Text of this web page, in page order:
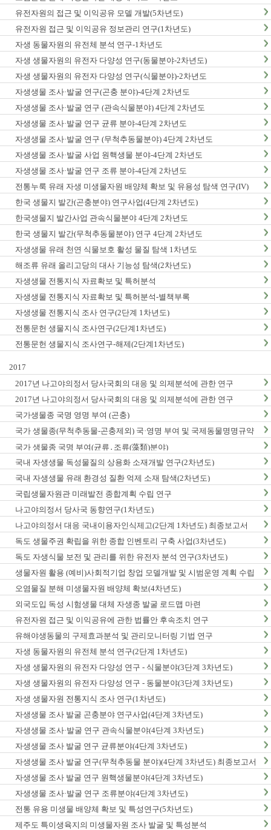
유전자원의 접근 및 이익공유 모델 개발(5차년도)
유전자원 접근 및 이익공유 정보관리 연구(1차년도)
자생 동물자원의 유전체 분석 연구-1차년도
자생 생물자원의 유전자 다양성 연구(동물분야-2차년도)
자생 생물자원의 유전자 다양성 연구(식물분야)-2차년도
자생생물 조사·발굴 연구(곤충 분야)-4단계 2차년도
자생생물 조사·발굴 연구 (관속식물분야) 4단계 2차년도
자생생물 조사·발굴 연구 균류 분야-4단계 2차년도
자생생물 조사·발굴 연구 (무척추동물분야) 4단계 2차년도
자생생물 조사·발굴 사업 원핵생물 분야-4단계 2차년도
자생생물 조사·발굴 연구 조류 분야-4단계 2차년도
전통누룩 유래 자생 미생물자원 배양체 확보 및 유용성 탐색 연구(IV)
한국 생물지 발간(곤충분야) 연구사업(4단계 2차년도)
한국생물지 발간사업 관속식물분야 4단계 2차년도
한국 생물지 발간(무척추동물분야) 연구 4단계 2차년도
자생생물 유래 천연 식물보호 활성 물질 탐색 1차년도
해조류 유래 올리고당의 대사 기능성 탐색(2차년도)
자생생물 전통지식 자료확보 및 특허분석
자생생물 전통지식 자료확보 및 특허분석-별책부록
자생생물 전통지식 조사 연구(2단계 1차년도)
전통문헌 생물지식 조사연구(2단계1차년도)
전통문헌 생물지식 조사연구-해제(2단계1차년도)
2017
2017년 나고야의정서 당사국회의 대응 및 의제분석에 관한 연구
2017년 나고야의정서 당사국회의 대응 및 의제분석에 관한 연구
국가생물종 국명 영명 부여 (곤충)
국가 생물종(무척추동물-곤충제외) 국·영명 부여 및 국제동물명명규약
한글판 발간
국가 생물종 국명 부여(균류․조류(藻類)분야)
국내 자생생물 독성물질의 상용화 소재개발 연구(2차년도)
국내 자생생물 유래 환경성 질환 억제 소재 탐색(2차년도)
국립생물자원관 미래발전 종합계획 수립 연구
나고야의정서 당사국 동향연구(1차년도)
나고야의정서 대응 국내이용자인식제고(2단계 1차년도) 최종보고서
독도 생물주권 확립을 위한 종합 인벤토리 구축 사업(3차년도)
독도 자생식물 보전 및 관리를 위한 유전자 분석 연구(3차년도)
생물자원 활용 (예비)사회적기업 창업 모델개발 및 시범운영 계획 수립
오염물질 분해 미생물자원 배양체 확보(4차년도)
외국도입 독성 시험생물 대체 자생종 발굴 로드맵 마련
유전자원 접근 및 이익공유에 관한 법률안 후속조치 연구
유해야생동물의 구제효과분석 및 관리모니터링 기법 연구
자생 동물자원의 유전체 분석 연구(2단계 1차년도)
자생 생물자원의 유전자 다양성 연구 - 식물분야(3단계 3차년도)
자생 생물자원의 유전자 다양성 연구 - 동물분야(3단계 3차년도)
자생 생물자원 전통지식 조사 연구(1차년도)
자생생물 조사 발굴 곤충분야 연구사업(4단계 3차년도)
자생생물 조사·발굴 연구 관속식물분야(4단계 3차년도)
자생생물 조사 발굴 연구 균류분야(4단계 3차년도)
자생생물 조사 발굴 연구(무척추동물 분야)(4단계 3차년도) 최종보고서
자생생물 조사 발굴 연구 원핵생물분야(4단계 3차년도)
자생생물 조사·발굴 연구 조류분야(4단계 3차년도)
전통 유용 미생물 배양체 확보 및 특성연구(5차년도)
제주도 특이생육지의 미생물자원 조사 발굴 및 특성분석